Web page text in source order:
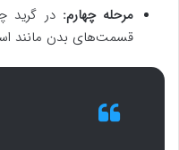
مرحله چهارم: در گرید
قسمت‌های بدن مانند